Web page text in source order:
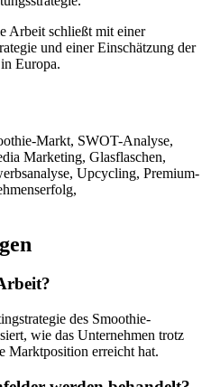
Arbeit schließt mit einer
und einer Einschätzung der
Europa.
Markt, SWOT-Analyse,
Marketing, Glasflaschen,
Upcycling, Premium-
des Smoothie-
wie das Unternehmen trotz
Marktposition erreicht hat.